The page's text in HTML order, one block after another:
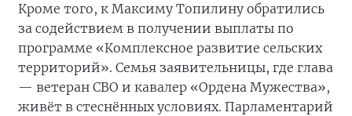
Кроме того, к Максиму Топилину обратились
за содействием в получении выплаты по
программе «Комплексное развитие сельских
территорий». Семья заявительницы, где глава
— ветеран СВО и кавалер «Ордена Мужества»,
живёт в стеснённых условиях. Парламентарий